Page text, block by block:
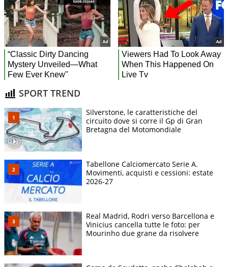
SPORT TREND
Silverstone, le caratteristiche del
circuito dove si corre il Gp di Gran
Bretagna del Motomondiale
Tabellone Calciomercato Serie A.
Movimenti, acquisti e cessioni: estate
2026-27
Real Madrid, Rodri verso Barcellona e
Vinicius cancella tutte le foto: per
Mourinho due grane da risolvere